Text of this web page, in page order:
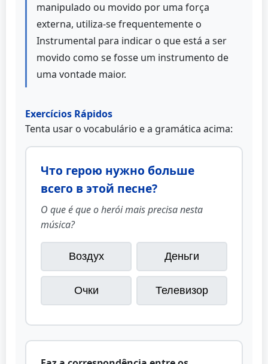
manipulado ou movido por uma força
externa, utiliza-se frequentemente o
Instrumental para indicar o que está a ser
movido como se fosse um instrumento de
uma vontade maior.
Exercícios Rápidos
Tenta usar o vocabulário e a gramática acima:
Что герою нужно больше
всего в этой песне?
O que é que o herói mais precisa nesta
música?
Воздух Деньги
Очки Телевизор